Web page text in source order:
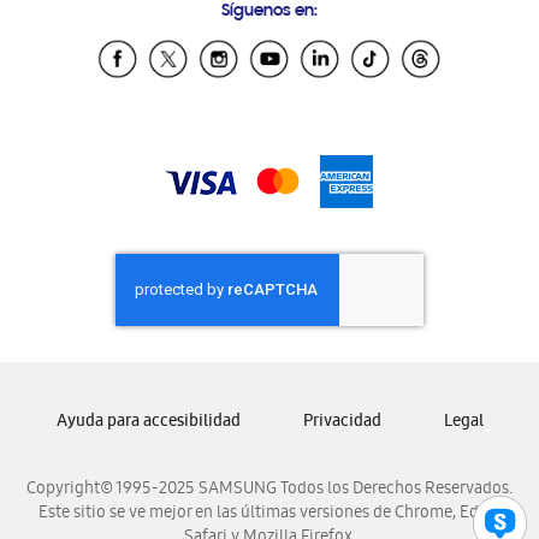
Samsung Ecuador
Samsung El Salvador
Samsung Nicaragua
Samsung Panamá
Samsung República Dominicana
Samsung Venezuela
Síguenos en:
Copyright© 1995-2025 SAMSUNG Todos los Derechos Reservados.
Este sitio se ve mejor en las últimas versiones de Chrome, Edge,
Ayuda para accesibilidad Privacidad Legal